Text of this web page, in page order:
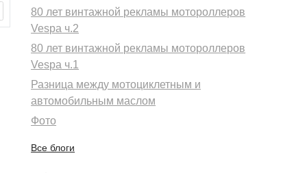
80 лет винтажной рекламы мотороллеров
Vespa ч.2
80 лет винтажной рекламы мотороллеров
Vespa ч.1
Разница между мотоциклетным и
автомобильным маслом
Фото
Все блоги